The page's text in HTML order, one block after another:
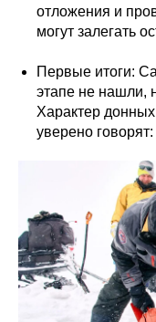
отложения и
могут залегать
Первые итоги:
этапе не нашли,
Характер
уверено